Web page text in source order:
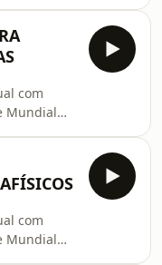
ou baixar:
liv…–
textos-
com
Mundial
ou baixar:
com
Mundial